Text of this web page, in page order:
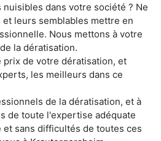
dans votre société ? Ne
leurs semblables mettre en
Nous mettons à votre
la dératisation.
prix de votre dératisation, et
les meilleurs dans ce
de la dératisation, et à
de toute l'expertise adéquate
sans difficultés de toutes ces